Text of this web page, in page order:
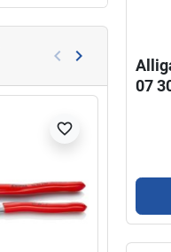
Vorige
keyboard_arrow_left Volgende
keyboard_arrow_right
favorite_border
07